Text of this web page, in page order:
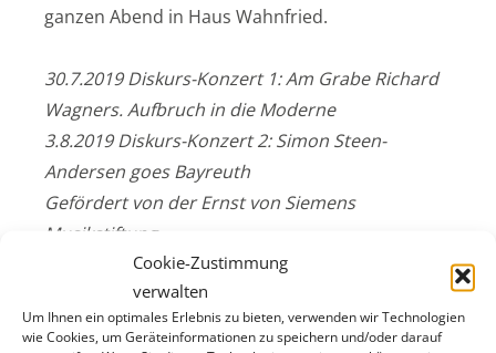
Cookie-Zustimmung
verwalten
Um Ihnen ein optimales Erlebnis zu bieten, verwenden wir Technologien
wie Cookies, um Geräteinformationen zu speichern und/oder darauf
ganzen Abend in Haus Wahnfried.
30.7.2019 Diskurs-Konzert 1:Am Grabe Richard
Wagners. Aufbruch in die Moderne
3.8.2019 Diskurs-Konzert 2: Simon Steen-
Andersen goes Bayreuth
Gefördert von der Ernst von Siemens
Musikstiftung
12.8.2019 Liederabend Günther Groissböck
(Markgräfliches Opernhaus)
22.8.2019 Diskurs-Konzert 3: Oper im Quartett